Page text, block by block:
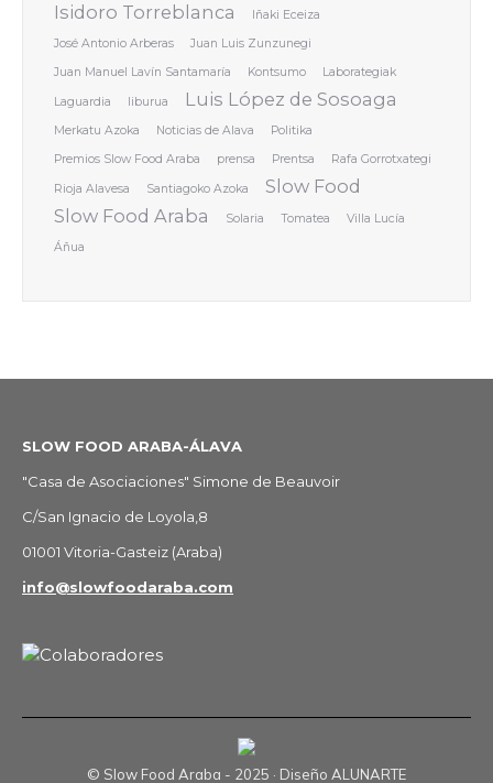
Isidoro Torreblanca
Iñaki Eceiza
José Antonio Arberas
Juan Luis Zunzunegi
Juan Manuel Lavín Santamaría
Kontsumo Laborategiak
Laguardia liburua Luis López de Sosoaga
Merkatu Azoka Noticias de Alava
Politika
Premios Slow Food Araba
prensa Prentsa Rafa Gorrotxategi
Rioja Alavesa Santiagoko Azoka
Slow Food
Slow Food Araba
Solaria Tomatea
Villa Lucía
Áñua
SLOW FOOD ARABA-ÁLAVA
"Casa de Asociaciones" Simone de Beauvoir
C/San Ignacio de Loyola,8
01001 Vitoria-Gasteiz (Araba)
info@slowfoodaraba.com
© Slow Food Araba - 2025 · Diseño ALUNARTE